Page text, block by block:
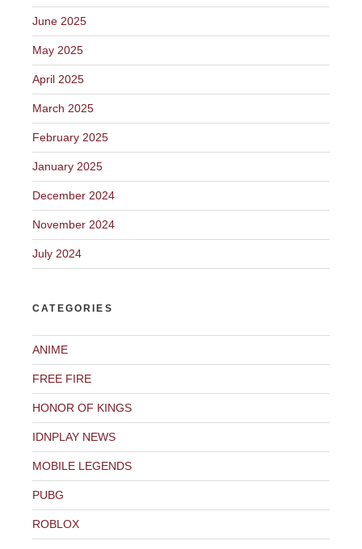
June 2025
May 2025
April 2025
March 2025
February 2025
January 2025
December 2024
November 2024
July 2024
CATEGORIES
ANIME
FREE FIRE
HONOR OF KINGS
IDNPLAY NEWS
MOBILE LEGENDS
PUBG
ROBLOX